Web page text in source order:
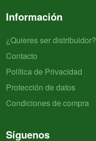
Información
¿Quieres ser distribuidor?
Contacto
Política de Privacidad
Protección de datos
Condiciones de compra
Síguenos